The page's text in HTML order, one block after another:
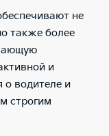
не
также более
и
о водителе и
строгим